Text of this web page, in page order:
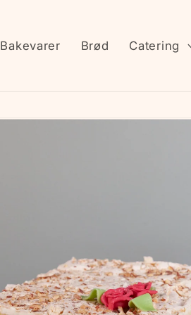
Bakevarer Brød Catering